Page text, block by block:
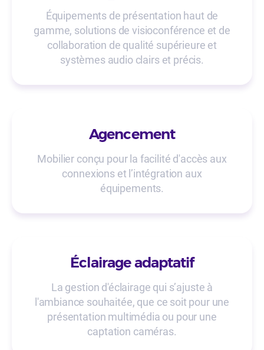
Équipements de présentation haut de
gamme, solutions de visioconférence et de
collaboration de qualité supérieure et
systèmes audio clairs et précis.
Agencement
Mobilier conçu pour la facilité d'accès aux
connexions et l’intégration aux
équipements.
Éclairage adaptatif
La gestion d'éclairage qui s’ajuste à
l'ambiance souhaitée, que ce soit pour une
présentation multimédia ou pour une
captation caméras.